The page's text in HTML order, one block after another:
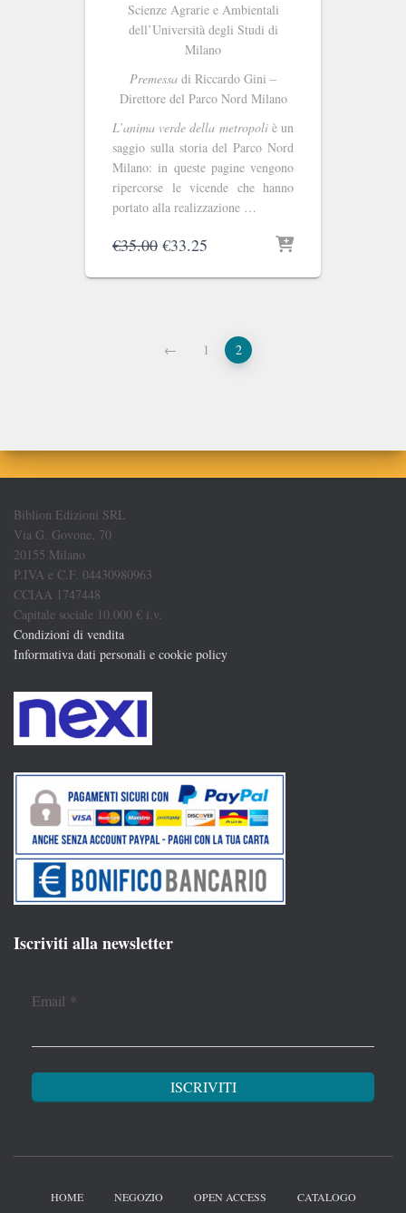
Scienze Agrarie e Ambientali
dell’Università degli Studi di
Milano
Premessa di Riccardo Gini –
Direttore del Parco Nord Milano
L’anima verde della metropoliè un
saggio sulla storia del Parco Nord
Milano: in queste pagine vengono
ripercorse le vicende che hanno
portato alla realizzazione …
€35.00 Il
originale
€33.25
attuale
← 1 2
Biblion Edizioni SRL
Via G. Govone, 70
20155 Milano
P.IVA e C.F. 04430980963
CCIAA 1747448
Capitale sociale 10.000 € i.v.
Condizioni di vendita
Informativa dati personali e cookie policy
Iscriviti alla newsletter
Email *
HOME NEGOZIO OPEN ACCESS CATALOGO